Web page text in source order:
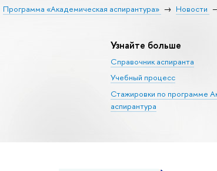
Программа «Академическая аспирантура» Новости
Узнайте больше
Справочник аспиранта
Учебный процесс
Стажировки по программе
аспирантура